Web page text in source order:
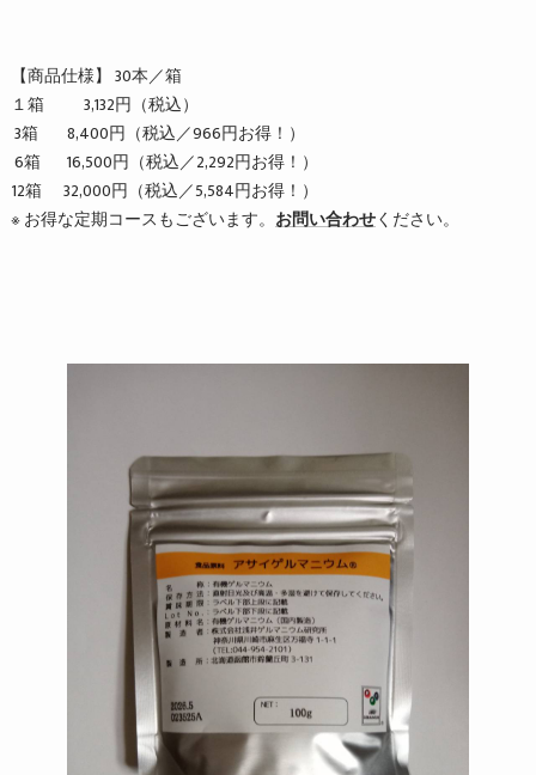
【商品仕様】 30本／箱
１箱 3,132円（税込）
3箱 8,400円（税込／966円お得！）
6箱 16,500円（税込／2,292円お得！）
12箱 32,000円（税込／5,584円お得！）
※ お得な定期コースもございます。 お問い合わせください。